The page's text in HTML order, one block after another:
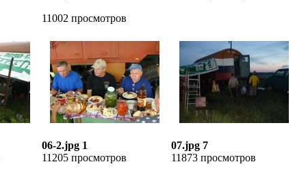
11002 просмотров
06-2.jpg 1
11205 просмотров
07.jpg 7
11873 просмотров